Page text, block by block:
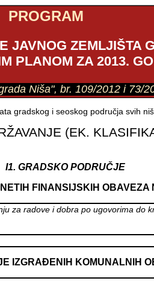
PROGRAM
JAVNOG ZEMLJIŠTA
PLANOM ZA 2013.
Niša", br. 109/2012 i 73/
gradskog i seoskog područja svih
(EK.
I1. GRADSKO PODRUČJE
FINANSIJSKIH OBAVEZA
za radove i dobra po ugovorima do
IZGRAĐENIH KOMUNALNIH